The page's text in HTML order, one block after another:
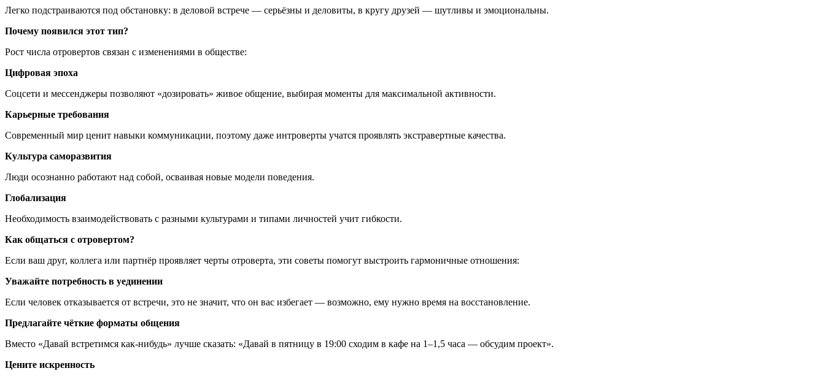
Легко подстраиваются под обстановку: в деловой встрече — серьёзны и деловиты, в кругу друзей — шутливы и эмоциональны.
Почему появился этот тип?
Рост числа отровертов связан с изменениями в обществе:
Цифровая эпоха
Соцсети и мессенджеры позволяют «дозировать» живое общение, выбирая моменты для максимальной активности.
Карьерные требования
Современный мир ценит навыки коммуникации, поэтому даже интроверты учатся проявлять экстравертные качества.
Культура саморазвития
Люди осознанно работают над собой, осваивая новые модели поведения.
Глобализация
Необходимость взаимодействовать с разными культурами и типами личностей учит гибкости.
Как общаться с отровертом?
Если ваш друг, коллега или партнёр проявляет черты отроверта, эти советы помогут выстроить гармоничные отношения:
Уважайте потребность в уединении
Если человек отказывается от встречи, это не значит, что он вас избегает — возможно, ему нужно время на восстановление.
Предлагайте чёткие форматы общения
Вместо «Давай встретимся как-нибудь» лучше сказать: «Давай в пятницу в 19:00 сходим в кафе на 1–1,5 часа — обсудим проект».
Цените искренность